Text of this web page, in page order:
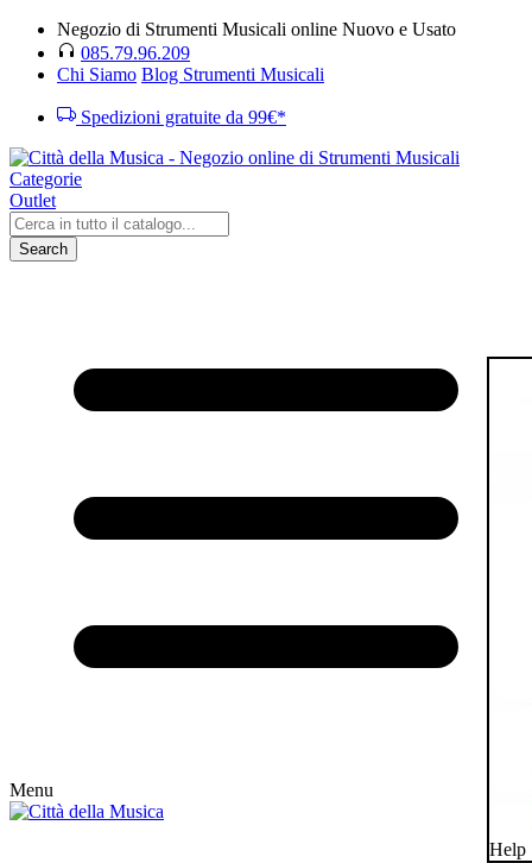
Negozio di Strumenti Musicali online Nuovo e Usato
085.79.96.209
Chi Siamo Blog Strumenti Musicali
Spedizioni gratuite da 99€*
Categorie
Outlet
Search
Menu
Help